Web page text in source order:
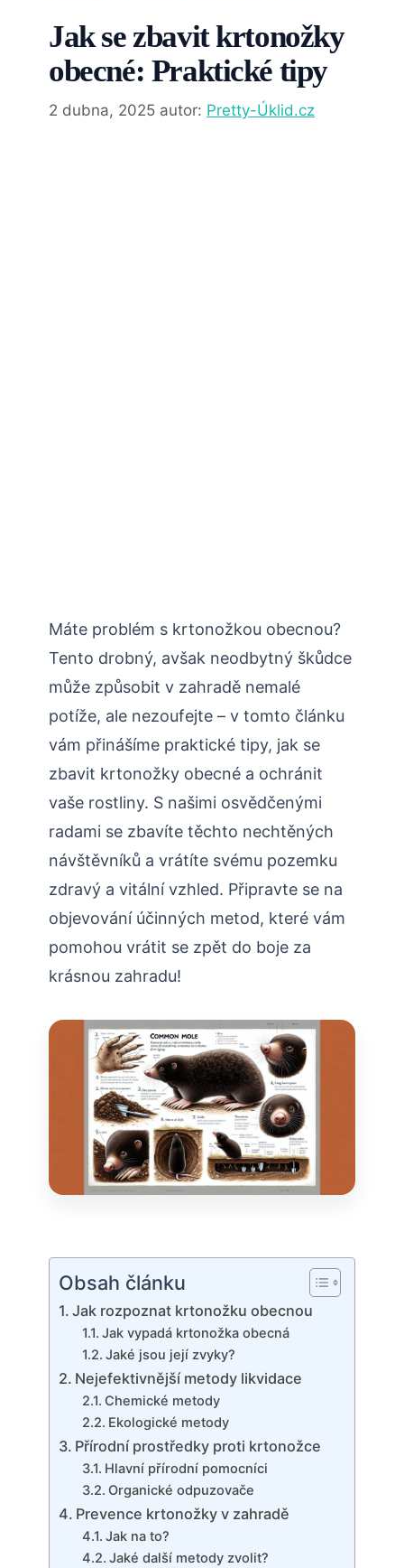
Jak se zbavit krtonožky
obecné: Praktické tipy
2 dubna, 2025 autor: Pretty-Úklid.cz
Máte problém s krtonožkou obecnou?
Tento drobný, avšak neodbytný škůdce
může způsobit v zahradě nemalé
potíže, ale nezoufejte – v tomto článku
vám přinášíme praktické tipy, jak se
zbavit krtonožky obecné a ‌ochránit
vaše rostliny. S našimi osvědčenými⁢
radami se zbavíte těchto nechtěných
návštěvníků a vrátíte svému pozemku
zdravý a vitální vzhled. Připravte se na
objevování účinných metod, které vám
pomohou ⁢vrátit se zpět do boje za
krásnou zahradu!
Obsah článku
Jak rozpoznat krtonožku obecnou
Jak vypadá krtonožka obecná
Jaké jsou její zvyky?
Nejefektivnější metody likvidace
Chemické metody
Ekologické metody
Přírodní prostředky proti krtonožce
Hlavní ​přírodní pomocníci
Organické odpuzovače
Prevence krtonožky v zahradě
Jak na to?
Jaké další metody zvolit?